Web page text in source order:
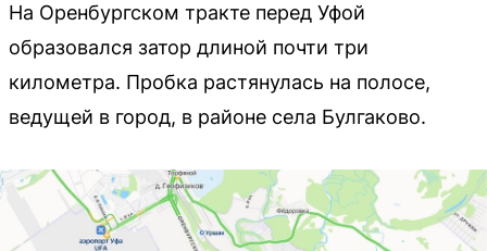
На Оренбургском тракте перед Уфой
образовался затор длиной почти три
километра. Пробка растянулась на полосе,
ведущей в город, в районе села Булгаково.